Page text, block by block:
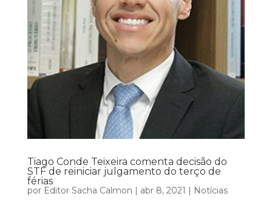
Tiago Conde Teixeira comenta decisão do
STF de reiniciar julgamento do terço de
férias
por Editor Sacha Calmon | abr 8, 2021 | Notícias